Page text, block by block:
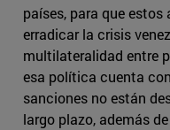
países, para que
erradicar la crisis
multilateralidad entre
esa política cuenta
sanciones no están
largo plazo, además